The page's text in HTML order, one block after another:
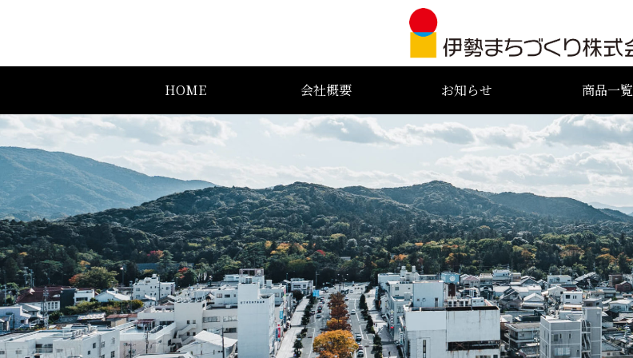
HOME 会社概要 お知らせ 商品一覧